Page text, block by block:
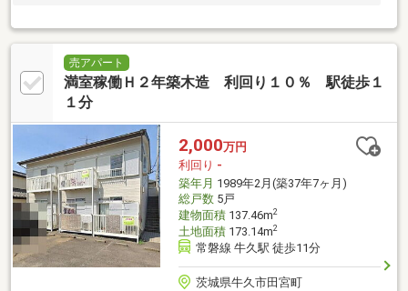
売アパート
満室稼働Ｈ２年築木造 利回り１０％ 駅徒歩１
１分
2,000万円
利回り -
築年月 1989年2月(築37年7ヶ月)
総戸数5戸
建物面積137.46m2
土地面積173.14m2
常磐線 牛久駅 徒歩11分
茨城県牛久市田宮町